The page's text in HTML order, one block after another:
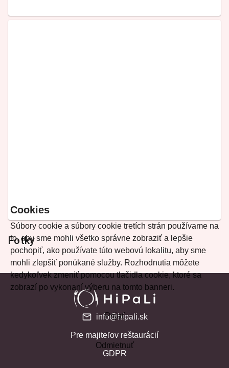
Fotky
Cookies
Súbory cookie a súbory cookie tretích strán používame na
to, aby sme mohli všetko správne zobraziť a lepšie
pochopiť, ako používate túto webovú lokalitu, aby sme
mohli zlepšiť ponúkané služby. Rozhodnutia môžete
kedykoľvek zmeniť pomocou tlačidla cookie, ktoré sa
zobrazí po vykonaní výberu na tomto banneri.
Prijať
Odmietnuť
info@hipali.sk
Pre majiteľov reštaurácií
GDPR